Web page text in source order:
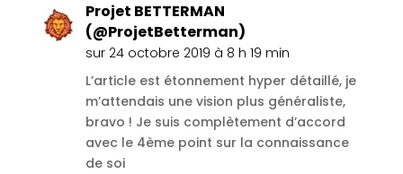
Projet BETTERMAN
(@ProjetBetterman)
sur 24 octobre 2019 à 8 h 19 min
L’article est étonnement hyper détaillé, je
m’attendais une vision plus généraliste,
bravo ! Je suis complètement d’accord
avec le 4ème point sur la connaissance
de soi